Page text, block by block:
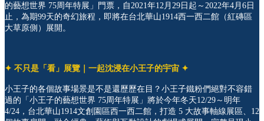
的藝想世界 75周年特展」門票，自2021年12月29日起～2022年4月6日
止，為期99天的奇幻旅程，即將在台北華山1914西一西二館（紅磚區
大草原側）展開。
✦ 不只是「看」展覽｜一起沈浸在小王子的宇宙 ✦
小王子的各個故事場景是不是還歷歷在目？小王子鐵粉們絕對不容錯
過的「小王子的藝想世界 75周年特展」將於今年冬天12/29～明年
4/24，台北華山1914文創園區西一西二館，打造 5 大故事軸線展區、12